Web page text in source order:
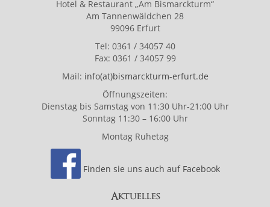
Hotel & Restaurant „Am Bismarckturm“
Am Tannenwäldchen 28
99096 Erfurt
Tel: 0361 / 34057 40
Fax: 0361 / 34057 99
Mail: info(at)bismarckturm-erfurt.de
Öffnungszeiten:
Dienstag bis Samstag von 11:30 Uhr-21:00 Uhr
Sonntag 11:30 – 16:00 Uhr
Montag Ruhetag
Finden sie uns auch auf Facebook
Aktuelles